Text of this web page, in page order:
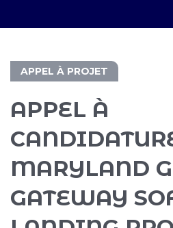
APPEL À PROJET
APPEL À
MARYLAND
GATEWAY